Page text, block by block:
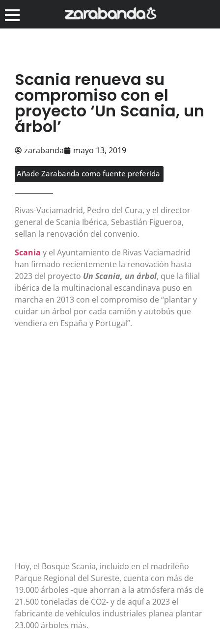
Scania renueva su
compromiso con el
proyecto ‘Un Scania, un
árbol’
zarabanda mayo 13, 2019
Añade Zarabanda como fuente preferida
Rivas-Vaciamadrid, Pedro del Cura, y el director
general de Scania Ibérica, Sebastián Figueroa,
sellan la renovación del convenio.
Scania y el Ayuntamiento de Rivas Vaciamadrid
han firmado recientemente la renovación hasta
2023 del proyecto Un Scania, un árbol, que la filial
ibérica de la multinacional escandinava puso en
marcha en 2013 con el compromiso de “plantar y
cuidar un árbol por cada camión y autobús que
vendiera en España y Portugal”.
Hoy, el Bosque Scania, incluido en el madrileño
Parque Regional del Sureste, cuenta con más de
19.000 árboles -que ahorran a la atmósfera más de
21.500 toneladas de CO2- y de aquí a 2023 el
fabricante de vehículos industriales planea plantar
23.000 árboles más.